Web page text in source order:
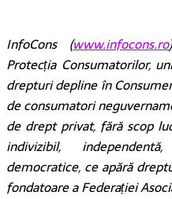
InfoCons (www.infocons.ro
Protecția Consumatorilor,
drepturi depline în
de consumatori
de drept privat, fără scop
indivizibil,
democratice, ce apără
fondatoare a Federației